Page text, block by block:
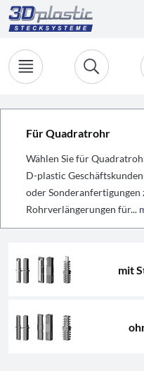
Für Quadratrohr
Wählen Sie für
D-plastic
oder
Rohrverlängerungen für...
mit